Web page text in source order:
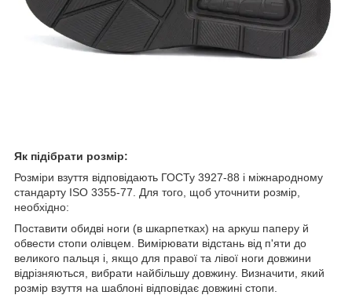
Як підібрати розмір:
Розміри взуття відповідають ГОСТу 3927-88 і міжнародному
стандарту ISO 3355-77. Для того, щоб уточнити розмір,
необхідно:
Поставити обидві ноги (в шкарпетках) на аркуш паперу й
обвести стопи олівцем. Вимірювати відстань від п'яти до
великого пальця і, якщо для правої та лівої ноги довжини
відрізняються, вибрати найбільшу довжину. Визначити, який
розмір взуття на шаблоні відповідає довжині стопи.